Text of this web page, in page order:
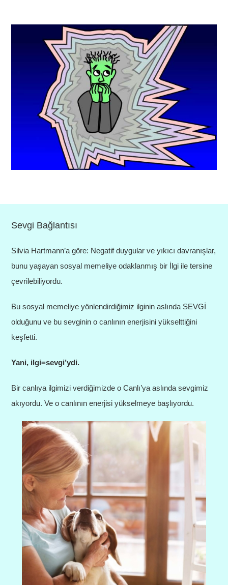
Sevgi Bağlantısı
Silvia Hartmann’a göre: Negatif duygular ve yıkıcı davranışlar,
bunu yaşayan sosyal memeliye odaklanmış bir İlgi ile tersine
çevrilebiliyordu.
Bu sosyal memeliye yönlendirdiğimiz ilginin aslında SEVGİ
olduğunu ve bu sevginin o canlının enerjisini yükselttiğini
keşfetti.
Yani, ilgi=sevgi’ydi.
Bir canlıya ilgimizi verdiğimizde o Canlı’ya aslında sevgimiz
akıyordu. Ve o canlının enerjisi yükselmeye başlıyordu.